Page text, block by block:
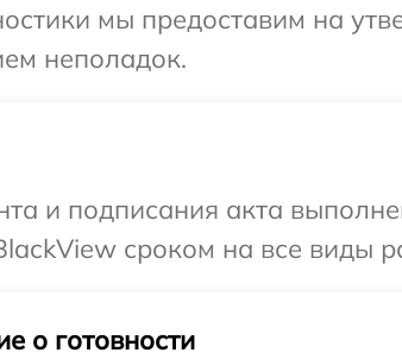
мы предоставим на
неполадок.
и подписания акта
сроком на все виды
о готовности